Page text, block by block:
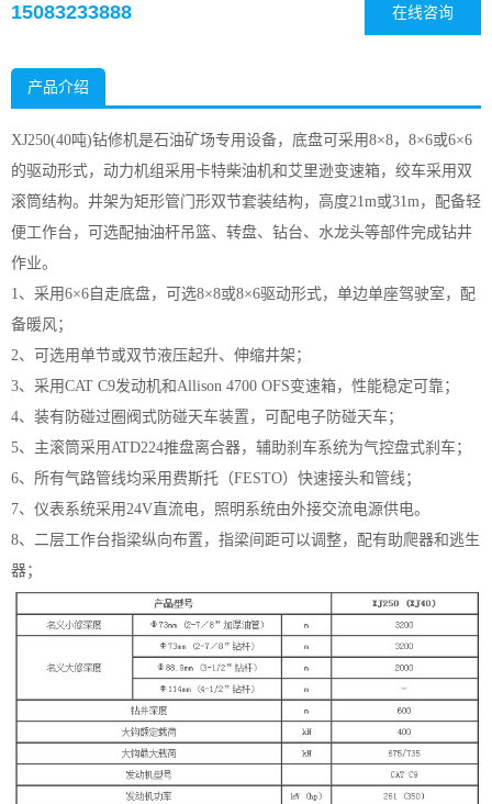
在线咨询
15083233888
产品介绍
XJ250(40吨)钻修机是石油矿场专用设备，底盘可采用8×8，8×6或6×6
的驱动形式，动力机组采用卡特柴油机和艾里逊变速箱，绞车采用双
滚筒结构。井架为矩形管门形双节套装结构，高度21m或31m，配备轻
便工作台，可选配抽油杆吊篮、转盘、钻台、水龙头等部件完成钻井
作业。
1、采用6×6自走底盘，可选8×8或8×6驱动形式，单边单座驾驶室，配
备暖风；
2、可选用单节或双节液压起升、伸缩井架；
3、采用CAT C9发动机和Allison 4700 OFS变速箱，性能稳定可靠；
4、装有防碰过圈阀式防碰天车装置，可配电子防碰天车；
5、主滚筒采用ATD224推盘离合器，辅助刹车系统为气控盘式刹车；
6、所有气路管线均采用费斯托（FESTO）快速接头和管线；
7、仪表系统采用24V直流电，照明系统由外接交流电源供电。
8、二层工作台指梁纵向布置，指梁间距可以调整，配有助爬器和逃生
器；